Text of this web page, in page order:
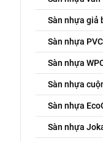
Sàn nhựa giả
Sàn nhựa PVC
Sàn nhựa
Sàn nhựa
Sàn nhựa
Sàn nhựa